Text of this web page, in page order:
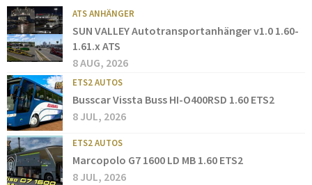
ATS ANHÄNGER
SUN VALLEY Autotransportanhänger v1.0 1.60-
1.61.x ATS
8 AUG, 2026
ETS2 AUTOS
Busscar Vissta Buss HI-O400RSD 1.60 ETS2
8 JUL, 2026
ETS2 AUTOS
Marcopolo G7 1600 LD MB 1.60 ETS2
8 JUL, 2026